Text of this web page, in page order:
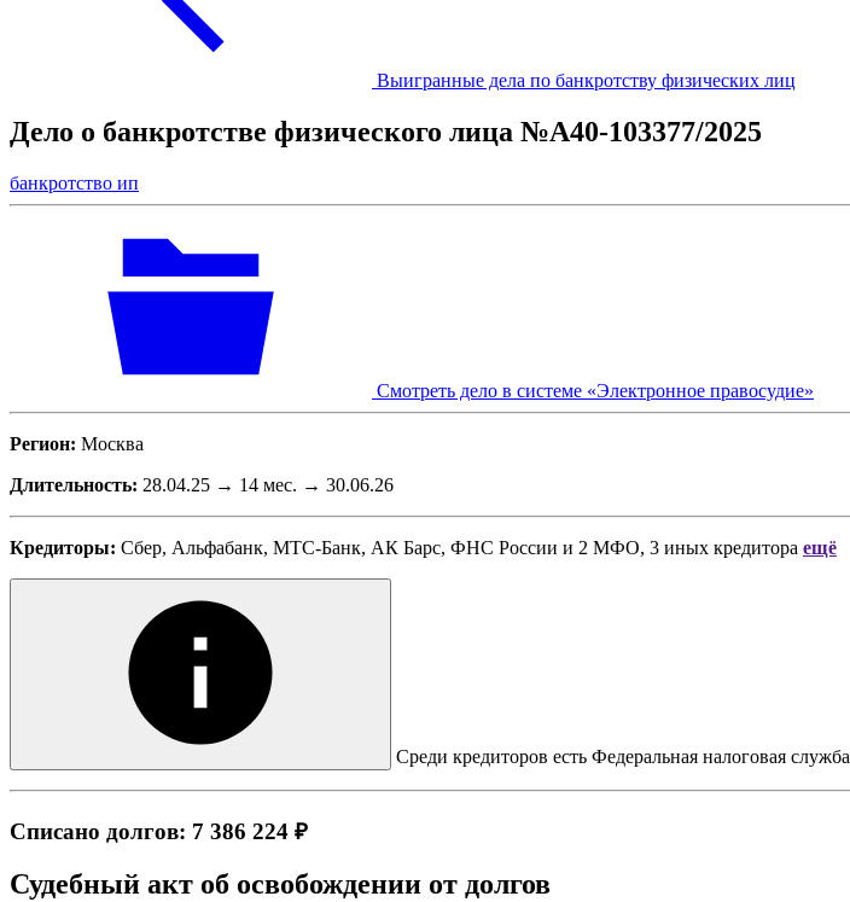
Выигранные дела по банкротству физических лиц
Дело о банкротстве физического лица №А40-103377/2025
банкротство ип
Смотреть дело в системе «Электронное правосудие»
Регион: Москва
Длительность: 28.04.25 → 14 мес. → 30.06.26
Кредиторы: Сбер, Альфабанк, МТС-Банк, АК Барс, ФНС России и 2 МФО, 3 иных кредитора ещё
Среди кредиторов есть Федеральная налоговая служба
Списано долгов: 7 386 224 ₽
Судебный акт об освобождении от долгов